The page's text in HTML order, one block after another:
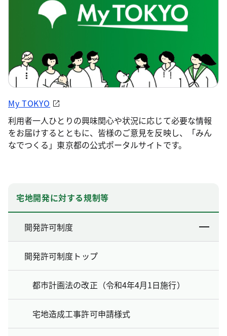
My TOKYO
利用者一人ひとりの興味関心や状況に応じて必要な情報
をお届けするとともに、皆様のご意見を反映し、「みん
なでつくる」東京都の公式ポータルサイトです。
宅地開発に対する規制等
開発許可制度
開発許可制度トップ
都市計画法の改正（令和4年4月1日施行）
宅地造成工事許可申請様式